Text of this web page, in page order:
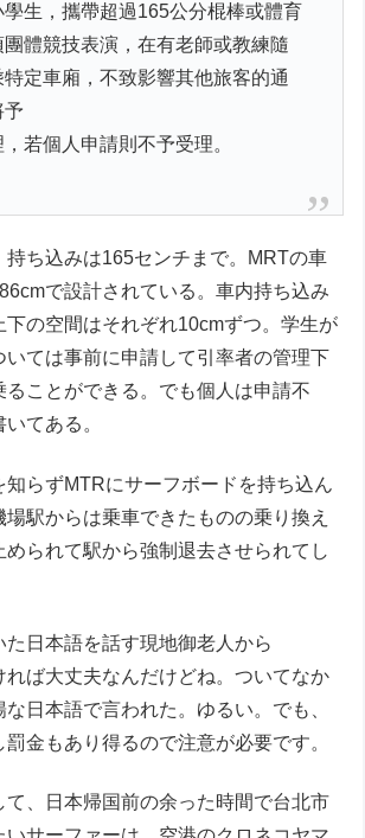
生，攜帶超過165公分棍棒或體育
體競技表演，在有老師或教練隨
特定車廂，不致影響其他旅客的通
予
若個人申請則不予受理。
持ち込みは165センチまで。MRTの車
で設計されている。車内持ち込み
下の空間はそれぞれ10cmずつ。学生が
いては事前に申請して引率者の管理下
ることができる。でも個人は申請不
てある。
知らずMTRにサーフボードを持ち込ん
駅からは乗車できたものの乗り換え
られて駅から強制退去させられてし
日本語を話す現地御老人から
れば大丈夫なんだけどね。ついてなか
日本語で言われた。ゆるい。でも、
金もあり得るので注意が必要です。
て、日本帰国前の余った時間で台北市